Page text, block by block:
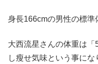
身長166cmの男性の標準
大西流星さんの体重は
し瘦せ気味という事に